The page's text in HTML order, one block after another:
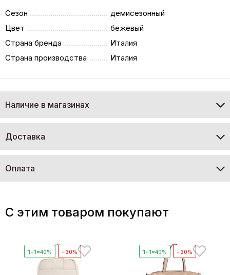
Сезон
демисезонный
Цвет
бежевый
Страна бренда
Италия
Страна производства
Италия
Наличие в магазинах
Доставка
Оплата
C этим товаром покупают
1+1=40% - 30% 1+1=40% - 30%